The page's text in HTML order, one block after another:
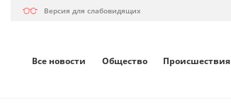
Версия для слабовидящих
Все новости Общество Происшествия